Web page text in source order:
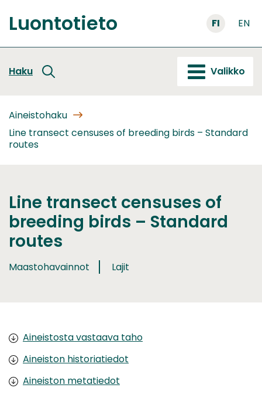
sisältöön
Etusivu
Luontotieto FI EN
Haku Valikko
Aineistohaku
Line transect censuses of breeding birds – Standard
routes
Line transect censuses of
breeding birds – Standard
routes
Maastohavainnot Lajit
Aineistosta vastaava taho
Aineiston historiatiedot
Aineiston metatiedot